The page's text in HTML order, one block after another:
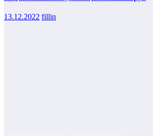
13.12.2022 fillin